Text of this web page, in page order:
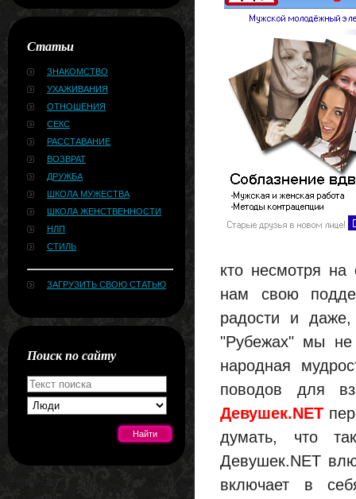
Статьи
ЗНАКОМСТВО
УХАЖИВАНИЯ
ОТНОШЕНИЯ
СЕКС
РАССТАВАНИЕ
ВОЗВРАТ
ДРУЖБА
ШКОЛА МУЖЕСТВА
ШКОЛА ЖЕНСТВЕННОСТИ
НЛП
СТИЛЬ
ЗАГРУЗИТЬ СВОЮ СТАТЬЮ
Поиск по сайту
кто несмотря
нам свою
радости и даже,
"Рубежах" мы не
народная
поводов для
Девушек.NET
думать, что
Девушек.NET
включает в